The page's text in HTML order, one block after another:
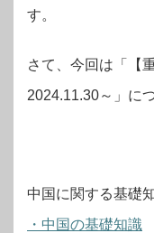
す。
さて、今回は「【
2024.11.30～」に
中国に関する基礎
・中国の基礎知識